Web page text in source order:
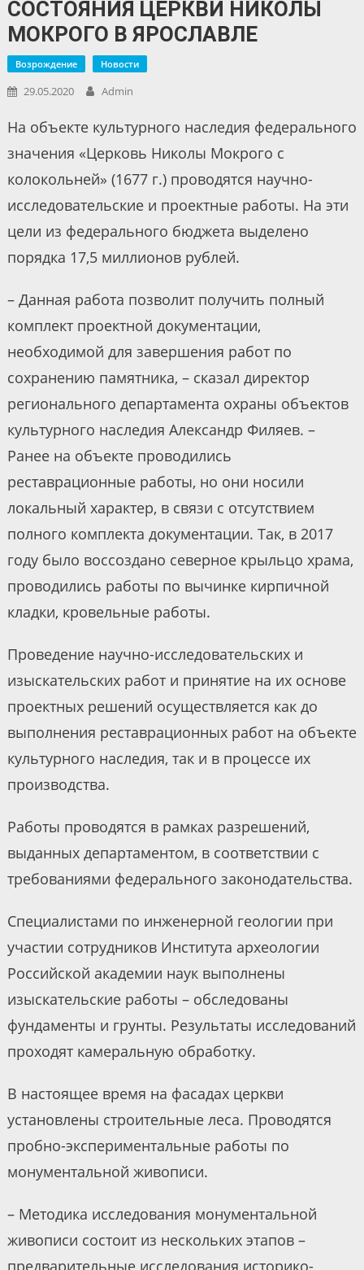
СОСТОЯНИЯ ЦЕРКВИ НИКОЛЫ
МОКРОГО В ЯРОСЛАВЛЕ
Возрождение Новости
29.05.2020 Admin
На объекте культурного наследия федерального
значения «Церковь Николы Мокрого с
колокольней» (1677 г.) проводятся научно-
исследовательские и проектные работы. На эти
цели из федерального бюджета выделено
порядка 17,5 миллионов рублей.
– Данная работа позволит получить полный
комплект проектной документации,
необходимой для завершения работ по
сохранению памятника, – сказал директор
регионального департамента охраны объектов
культурного наследия Александр Филяев. –
Ранее на объекте проводились
реставрационные работы, но они носили
локальный характер, в связи с отсутствием
полного комплекта документации. Так, в 2017
году было воссоздано северное крыльцо храма,
проводились работы по вычинке кирпичной
кладки, кровельные работы.
Проведение научно-исследовательских и
изыскательских работ и принятие на их основе
проектных решений осуществляется как до
выполнения реставрационных работ на объекте
культурного наследия, так и в процессе их
производства.
Работы проводятся в рамках разрешений,
выданных департаментом, в соответствии с
требованиями федерального законодательства.
Специалистами по инженерной геологии при
участии сотрудников Института археологии
Российской академии наук выполнены
изыскательские работы – обследованы
фундаменты и грунты. Результаты исследований
проходят камеральную обработку.
В настоящее время на фасадах церкви
установлены строительные леса. Проводятся
пробно-экспериментальные работы по
монументальной живописи.
– Методика исследования монументальной
живописи состоит из нескольких этапов –
предварительные исследования историко-